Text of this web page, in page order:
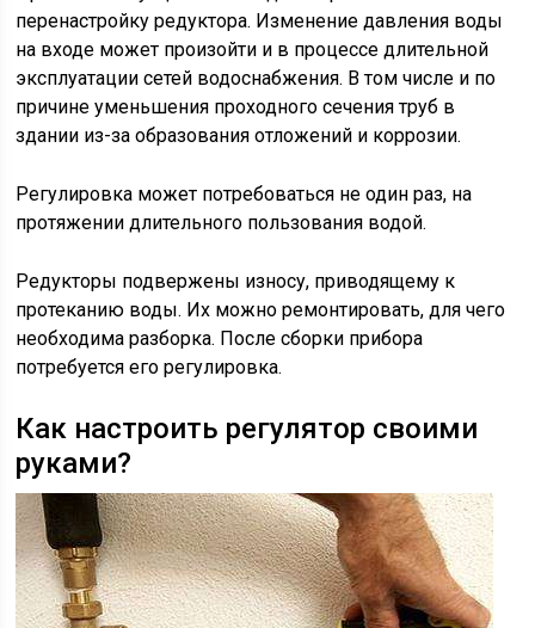
перенастройку редуктора. Изменение давления воды
на входе может произойти и в процессе длительной
эксплуатации сетей водоснабжения. В том числе и по
причине уменьшения проходного сечения труб в
здании из-за образования отложений и коррозии.
Регулировка может потребоваться не один раз, на
протяжении длительного пользования водой.
Редукторы подвержены износу, приводящему к
протеканию воды. Их можно ремонтировать, для чего
необходима разборка. После сборки прибора
потребуется его регулировка.
Как настроить регулятор своими
руками?